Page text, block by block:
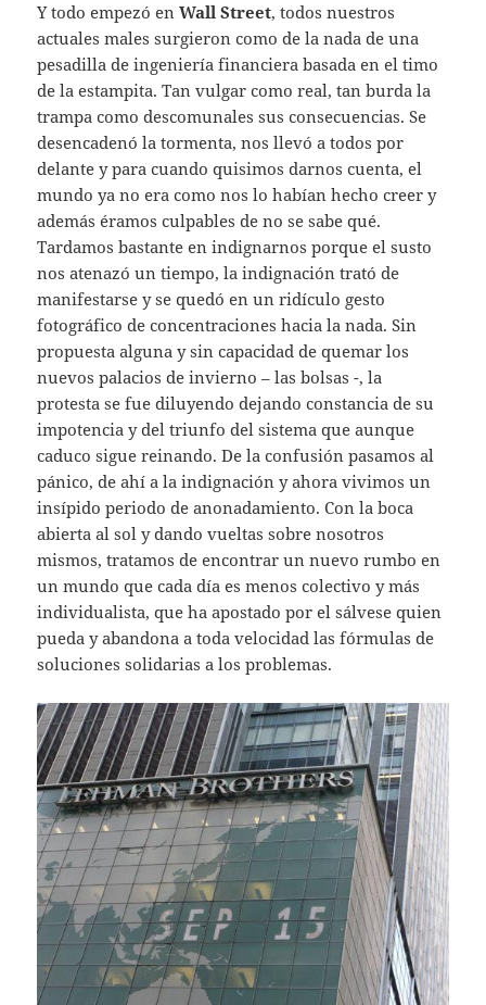
Y todo empezó en Wall Street, todos nuestros
actuales males surgieron como de la nada de una
pesadilla de ingeniería financiera basada en el timo
de la estampita. Tan vulgar como real, tan burda la
trampa como descomunales sus consecuencias. Se
desencadenó la tormenta, nos llevó a todos por
delante y para cuando quisimos darnos cuenta, el
mundo ya no era como nos lo habían hecho creer y
además éramos culpables de no se sabe qué.
Tardamos bastante en indignarnos porque el susto
nos atenazó un tiempo, la indignación trató de
manifestarse y se quedó en un ridículo gesto
fotográfico de concentraciones hacia la nada. Sin
propuesta alguna y sin capacidad de quemar los
nuevos palacios de invierno – las bolsas -, la
protesta se fue diluyendo dejando constancia de su
impotencia y del triunfo del sistema que aunque
caduco sigue reinando. De la confusión pasamos al
pánico, de ahí a la indignación y ahora vivimos un
insípido periodo de anonadamiento. Con la boca
abierta al sol y dando vueltas sobre nosotros
mismos, tratamos de encontrar un nuevo rumbo en
un mundo que cada día es menos colectivo y más
individualista, que ha apostado por el sálvese quien
pueda y abandona a toda velocidad las fórmulas de
soluciones solidarias a los problemas.